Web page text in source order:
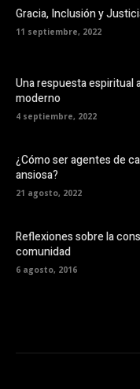
Gracia, Inclusión y
11 septiembre, 2022
Una respuesta espiritual
moderno
4 septiembre, 2022
¿Cómo ser agentes de
ansiosa?
21 agosto, 2022
Reflexiones sobre la
comunidad
6 agosto, 2016